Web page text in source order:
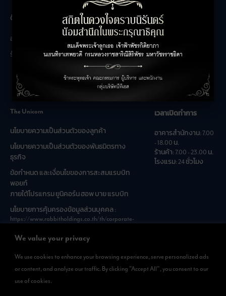
We value your privacy
We use cookies to enhance your browsing experience, serve personalized ads
or content, and analyze our traffic. By clicking "Accept All", you consent to our
use of cookies.
ติดต่อสอบถาม
อาคารสำนักงาน
ร้านค้า
The Unicorn
เกี่ยวกับเรา
ติดต่อเรา
The Unicorn
นโยบายความเป็นส่วนตัวของลูกค้า
นโยบายความเป็นส่วนตัวของพันธมิตรทาง
ธุรกิจ
ข้อกำหนด และเงื่อนไขของการสะสมแรบบิท
พอยท์
ภายใต้โปรแกรม ยูนิคอร์น ฮอพ บาย แรบบิท
นโยบายการคุ้มครองข้อมูลส่วนบุคคล :
https://www.rabbitholdings.co.th/th/corporate-
เวลาเปิดทำการ
อาคารสำนักงาน: 7.00
- 18.00 น.
ร้านค้า: 7.00 - 23.00 น.
โรงแรม: 24 ชั่วโมง
ดาวน์โหลดแอพได้แล้วที่